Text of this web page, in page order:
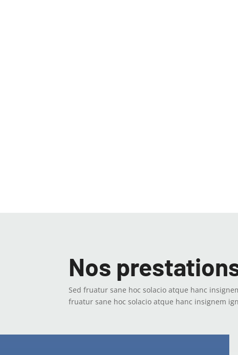
Nos
Sed fruatur sane hoc solacio atque hanc
fruatur sane hoc solacio atque hanc insignem